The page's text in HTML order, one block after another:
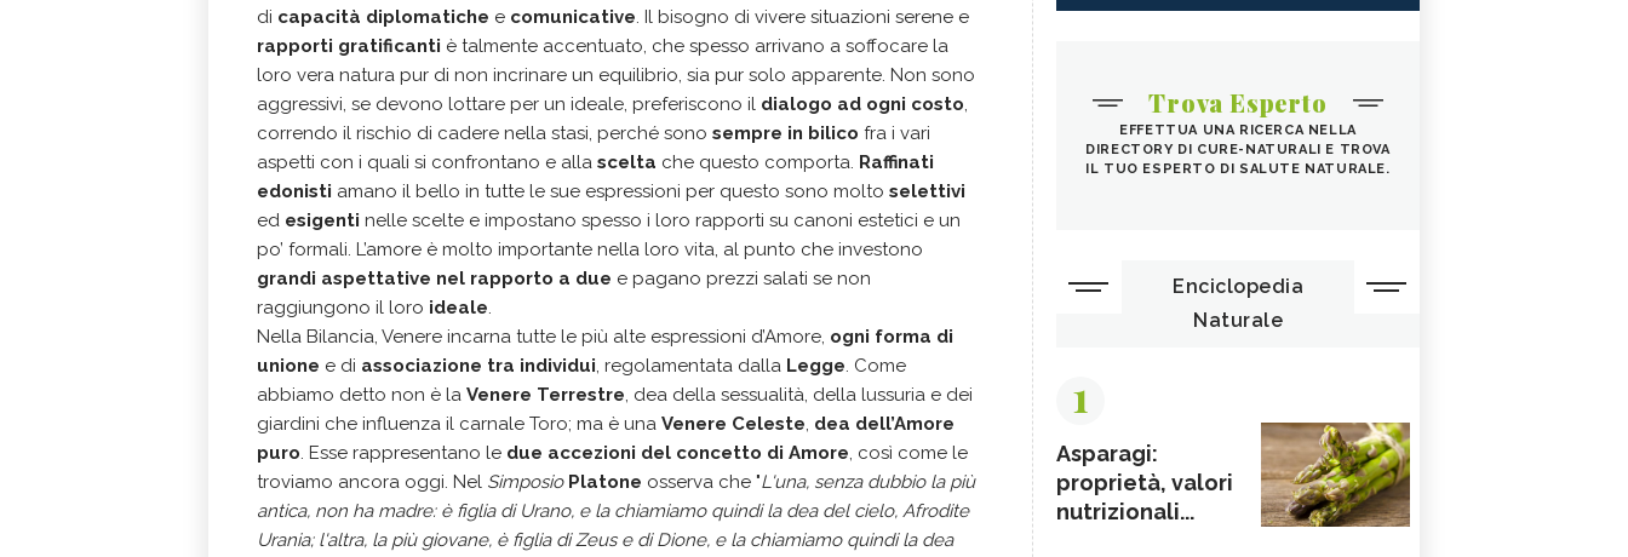
di capacità diplomatiche e comunicative. Il bisogno di vivere situazioni serene e
rapporti gratificanti è talmente accentuato, che spesso arrivano a soffocare la
loro vera natura pur di non incrinare un equilibrio, sia pur solo apparente. Non sono
aggressivi, se devono lottare per un ideale, preferiscono il dialogo ad ogni costo,
correndo il rischio di cadere nella stasi, perché sono sempre in bilico fra i vari
aspetti con i quali si confrontano e alla scelta che questo comporta. Raffinati
edonisti amano il bello in tutte le sue espressioni per questo sono molto selettivi
ed esigenti nelle scelte e impostano spesso i loro rapporti su canoni estetici e un
po’ formali. L’amore è molto importante nella loro vita, al punto che investono
grandi aspettative nel rapporto a due e pagano prezzi salati se non
raggiungono il loro ideale.
Nella Bilancia, Venere incarna tutte le più alte espressioni d’Amore, ogni forma di
unione e di associazione tra individui, regolamentata dalla Legge. Come
abbiamo detto non è la Venere Terrestre, dea della sessualità, della lussuria e dei
giardini che influenza il carnale Toro; ma è una Venere Celeste, dea dell’Amore
puro. Esse rappresentano le due accezioni del concetto di Amore, così come le
troviamo ancora oggi. Nel Simposio Platone osserva che "L'una, senza dubbio la più
antica, non ha madre: è figlia di Urano, e la chiamiamo quindi la dea del cielo, Afrodite
Urania; l'altra, la più giovane, è figlia di Zeus e di Dione, e la chiamiamo quindi la dea
Trova Esperto
EFFETTUA UNA RICERCA NELLA
DIRECTORY DI CURE-NATURALI E TROVA
IL TUO ESPERTO DI SALUTE NATURALE.
Enciclopedia
Naturale
1
Asparagi:
proprietà, valori
nutrizionali...